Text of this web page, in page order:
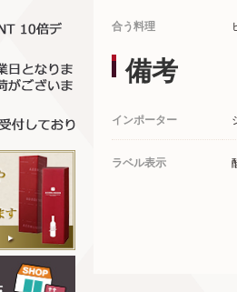
合う料理
備考
インポーター
ラベル表示